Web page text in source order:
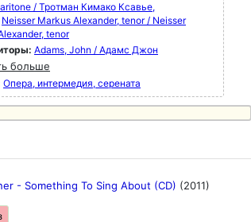
/ Тротман Кимако Ксавье,
Neisser Markus Alexander, tenor / Neisser
tenor
Adams, John / Адамс Джон
больше
Опера, интермедия, серената
- Something To Sing About (CD) (2011)